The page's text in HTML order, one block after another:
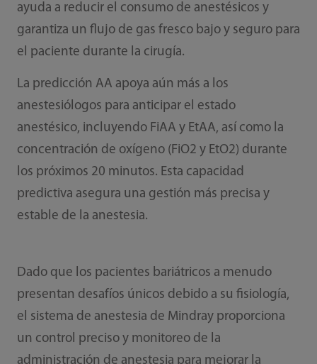
ayuda a reducir el consumo de anestésicos y
garantiza un flujo de gas fresco bajo y seguro para
el paciente durante la cirugía.
La predicción AA apoya aún más a los
anestesiólogos para anticipar el estado
anestésico, incluyendo FiAA y EtAA, así como la
concentración de oxígeno (FiO2 y EtO2) durante
los próximos 20 minutos. Esta capacidad
predictiva asegura una gestión más precisa y
estable de la anestesia.
Dado que los pacientes bariátricos a menudo
presentan desafíos únicos debido a su fisiología,
el sistema de anestesia de Mindray proporciona
un control preciso y monitoreo de la
administración de anestesia para mejorar la